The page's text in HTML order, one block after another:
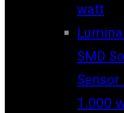
watt
SMD
Sensor
1.000